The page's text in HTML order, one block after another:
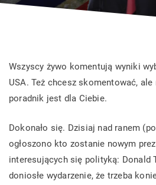
Wszyscy żywo komentują wyniki
USA. Też chcesz skomentować, ale
poradnik jest dla Ciebie.
Dokonało się. Dzisiaj nad ranem
ogłoszono kto zostanie nowym
interesujących się polityką: Donald
doniosłe wydarzenie, że trzeba